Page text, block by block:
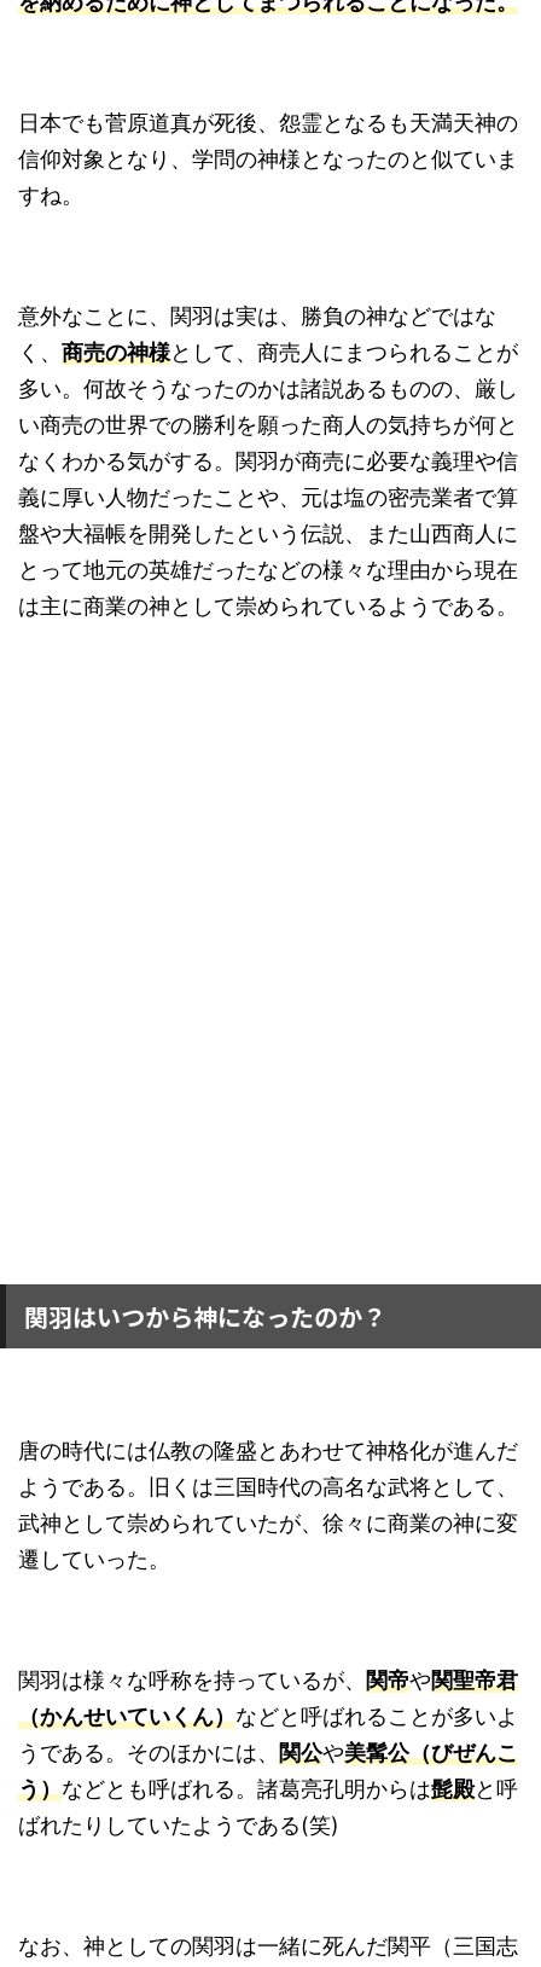
日本でも菅原道真が死後、怨霊となるも天満天神の
信仰対象となり、学問の神様となったのと似ていま
すね。
意外なことに、関羽は実は、勝負の神などではな
く、 商売の神様として、商売人にまつられることが
多い。何故そうなったのかは諸説あるものの、厳し
い商売の世界での勝利を願った商人の気持ちが何と
なくわかる気がする。関羽が商売に必要な義理や信
義に厚い人物だったことや、元は塩の密売業者で算
盤や大福帳を開発したという伝説、また山西商人に
とって地元の英雄だったなどの様々な理由から現在
は主に商業の神として崇められているようである。
関羽はいつから神になったのか？
唐の時代には仏教の隆盛とあわせて神格化が進んだ
ようである。旧くは三国時代の高名な武将として、
武神として崇められていたが、徐々に商業の神に変
遷していった。
関羽は様々な呼称を持っているが、 関帝や関聖帝君
（かんせいていくん）などと呼ばれることが多いよ
うである。そのほかには、 関公や美髯公（びぜんこ
う）などとも呼ばれる。諸葛亮孔明からは髭殿と呼
ばれたりしていたようである(笑)
なお、神としての関羽は一緒に死んだ関平（三国志